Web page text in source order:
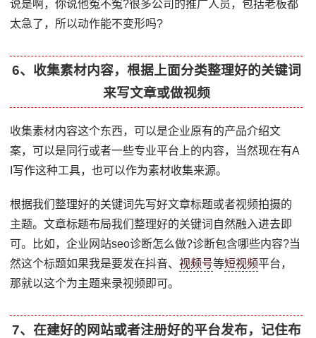
说是啊，你说他冤不冤?很多公司的推广人员，包括老板都
太急了，所以动作能不变形吗?
6、收集素材内容，根据上面分类整理好的关键词
来写文章或做视频
收集素材内容这个东西，可以是企业原有的产品介绍文
案，可以是同行或者一些专业平台上的内容，当然现在有A
I写作这种工具，也可以作为素材收集来源。
根据我们整理好的关键词先写好文章标题或者视频拍摄的
主题。文章标题布局我们整理好的关键词自然融入进去即
可。比如，企业网站seo诊断怎么做?诊断包含哪些内容?当
然这个标题如果我是要发在抖音、视频号等短视频平台，
那就以这个为主题来录视频即可。
7、在建好的网站或者注册好的平台发布，记住布